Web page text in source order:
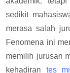
sedikit
merasa salah
Fenomena ini
memilih jurusan
kehadiran tes